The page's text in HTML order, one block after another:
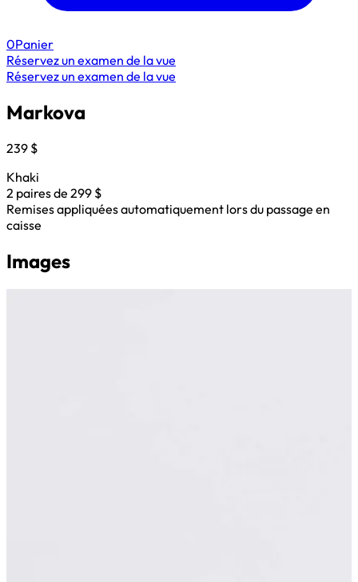
0Panier
Réservez un examen de la vue
Réservez un examen de la vue
Markova
239 $
Khaki
2 paires de 299 $
Remises appliquées automatiquement lors du passage en
caisse
Images